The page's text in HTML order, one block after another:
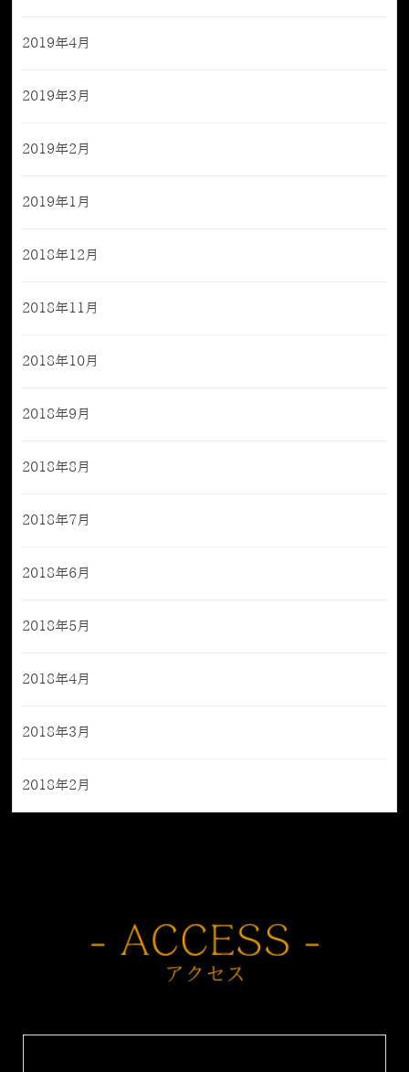
2019年4月
2019年3月
2019年2月
2019年1月
2018年12月
2018年11月
2018年10月
2018年9月
2018年8月
2018年7月
2018年6月
2018年5月
2018年4月
2018年3月
2018年2月